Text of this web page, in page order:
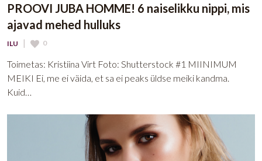
PROOVI JUBA HOMME! 6 naiselikku nippi, mis
ajavad mehed hulluks
ILU | 0
Toimetas: Kristiina Virt Foto: Shutterstock #1 MIINIMUM
MEIKI Ei, me ei väida, et sa ei peaks üldse meiki kandma.
Kuid…